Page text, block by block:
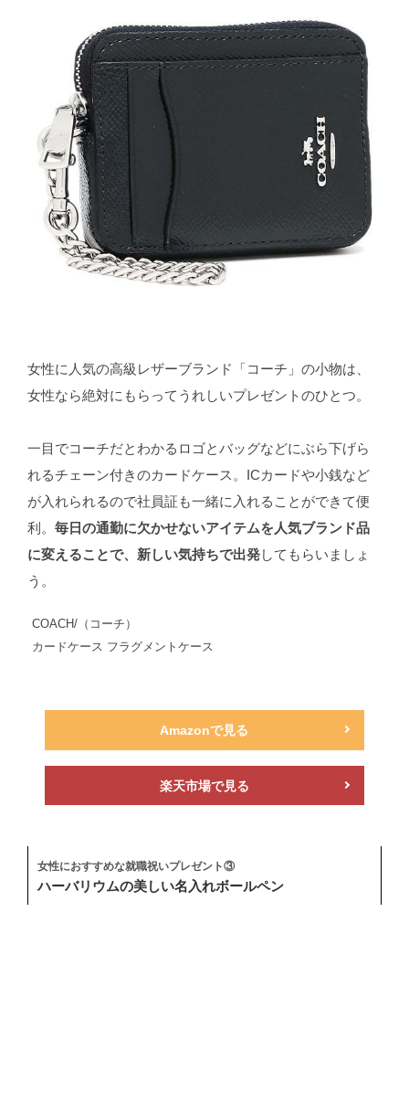
女性に人気の高級レザーブランド「コーチ」の小物は、
女性なら絶対にもらってうれしいプレゼントのひとつ。
一目でコーチだとわかるロゴとバッグなどにぶら下げら
れるチェーン付きのカードケース。ICカードや小銭など
が入れられるので社員証も一緒に入れることができて便
利。 毎日の通勤に欠かせないアイテムを人気ブランド品
に変えることで、新しい気持ちで出発してもらいましょ
う。
COACH/（コーチ）
カードケース フラグメントケース
Amazonで見る
楽天市場で見る
女性におすすめな就職祝いプレゼント③
ハーバリウムの美しい名入れボールペン